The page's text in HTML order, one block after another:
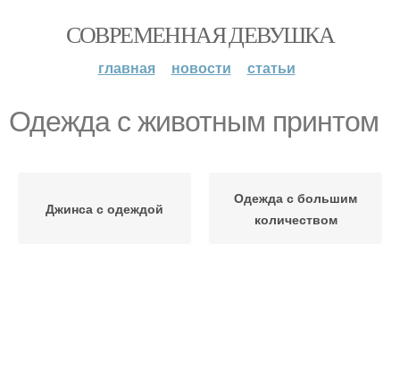
СОВРЕМЕННАЯ ДЕВУШКА
главная новости статьи
Одежда с животным принтом
Джинса с одеждой
Одежда с большим
количеством